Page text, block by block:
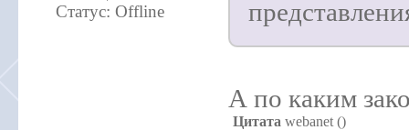
Статус: Offline
А по каким
Цитата webanet ()